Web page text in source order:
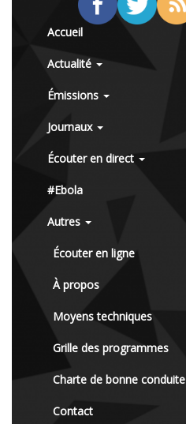
Accueil
Actualité
Émissions
Journaux
Écouter en direct
#Ebola
Autres
Écouter en ligne
À propos
Moyens techniques
Grille des programmes
Charte de bonne conduite
Contact